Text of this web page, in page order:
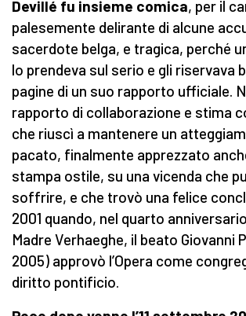
Devillé fu insieme comica, per il
palesemente delirante di alcune
sacerdote belga, e tragica, perché
lo prendeva sul serio e gli riservava
pagine di un suo rapporto ufficiale.
rapporto di collaborazione e stima
che riuscì a mantenere un
pacato, finalmente apprezzato
stampa ostile, su una vicenda che
soffrire, e che trovò una felice
2001 quando, nel quarto
Madre Verhaeghe, il beato Giovanni
2005) approvò l’Opera come
diritto pontificio.